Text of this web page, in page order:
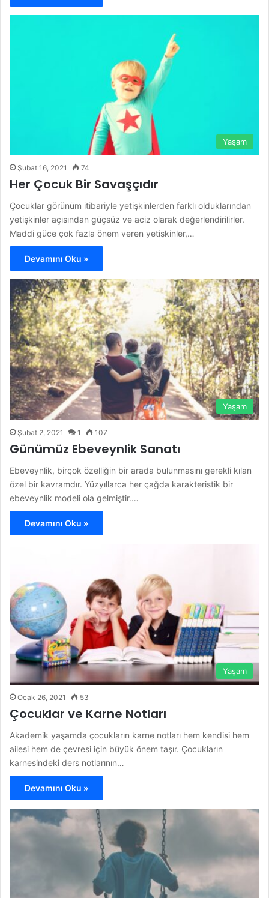
Yaşam
Şubat 16, 2021 74
Her Çocuk Bir Savaşçıdır
Çocuklar görünüm itibariyle yetişkinlerden farklı olduklarından
yetişkinler açısından güçsüz ve aciz olarak değerlendirilirler.
Maddi güce çok fazla önem veren yetişkinler,…
Devamını Oku »
Yaşam
Şubat 2, 2021 1 107
Günümüz Ebeveynlik Sanatı
Ebeveynlik, birçok özelliğin bir arada bulunmasını gerekli kılan
özel bir kavramdır. Yüzyıllarca her çağda karakteristik bir
ebeveynlik modeli ola gelmiştir.…
Devamını Oku »
Yaşam
Ocak 26, 2021 53
Çocuklar ve Karne Notları
Akademik yaşamda çocukların karne notları hem kendisi hem
ailesi hem de çevresi için büyük önem taşır. Çocukların
karnesindeki ders notlarının…
Devamını Oku »